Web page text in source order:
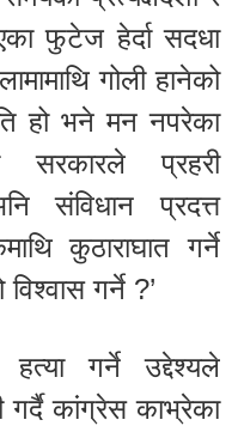
फुटेज हेर्दा सदधा
गोली हानेको
हो भने मन नपरेका
सरकारले प्रहरी
संविधान प्रदत्त
कुठाराघात गर्ने
गर्ने ?’
हत्या गर्ने उद्देश्यले
गर्दै कांग्रेस काभ्रेका